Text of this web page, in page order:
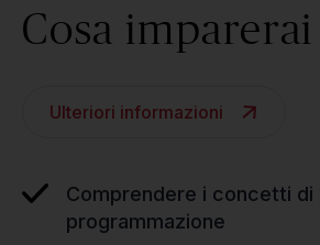
Cosa imparerai
Ulteriori informazioni
Comprendere i concetti di
programmazione